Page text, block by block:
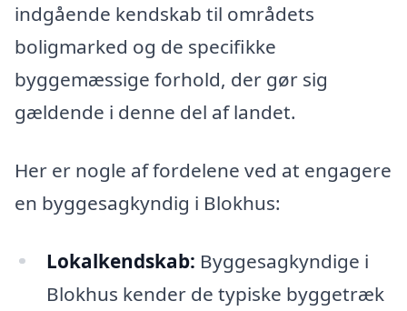
indgående kendskab til områdets
boligmarked og de specifikke
byggemæssige forhold, der gør sig
gældende i denne del af landet.
Her er nogle af fordelene ved at engagere
en byggesagkyndig i Blokhus:
Lokalkendskab: Byggesagkyndige i
Blokhus kender de typiske byggetræk